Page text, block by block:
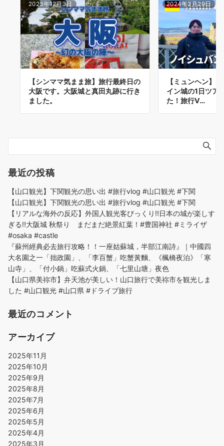
2023年12月3日
【シンママ気まま旅】旅行最終日の
大阪です。大阪城と真田丸跡に行き
ました。
2024年2月29日
【ミュンヘン】
イン城の1日ツア
た！旅行V…
最近の投稿
【山口観光】下関観光の思い出 #旅行vlog #山口観光 #下関
【山口観光】下関観光の思い出 #旅行vlog #山口観光 #下関
【リアルな海外の反応】外国人観光客びっくり!!日本の城が楽しす
ぎる!!大阪城 秋祭り まだまだ絶景紅葉！#豊国神社 #ミライザ
#osaka #castle
『蘇州經典必去旅行攻略！！一座姑蘇城，半部江南詩』｜中國四
大名園之一「拙政園」、「李百蟹」吃蟹黃麵、《楓橋夜泊》「寒
山寺」、「付小鍋」吃蘇式火鍋、「七里山塘」夜色
【山口県美祢市】弁天池が美しい！山口旅行で美祢市を観光しま
した #山口観光 #山口県 #ドライブ旅行
最近のコメント
アーカイブ
2025年11月
2025年10月
2025年9月
2025年8月
2025年7月
2025年6月
2025年5月
2025年4月
2025年3月